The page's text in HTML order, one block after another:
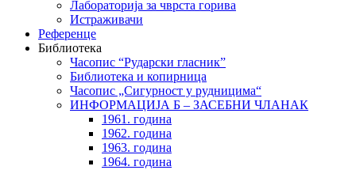
Лабораторија за чврста горива
Истраживачи
Референце
Библиотека
Часопис “Рударски гласник”
Библиотека и копирница
Часопис „Сигурност у рудницима“
ИНФОРМАЦИЈА Б – ЗАСЕБНИ ЧЛАНАК
1961. година
1962. година
1963. година
1964. година